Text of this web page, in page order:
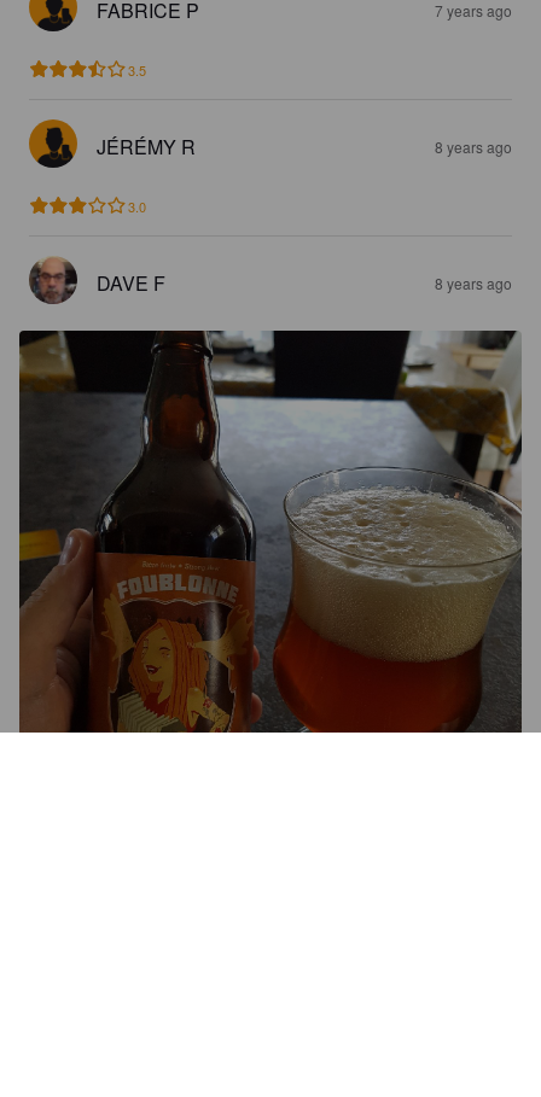
FABRICE P 7 years ago
3.5
JÉRÉMY R 8 years ago
3.0
DAVE F 8 years ago